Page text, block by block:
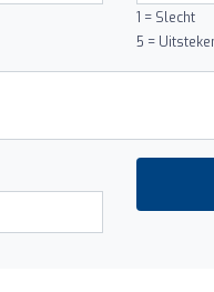
1 = Slecht
5 =